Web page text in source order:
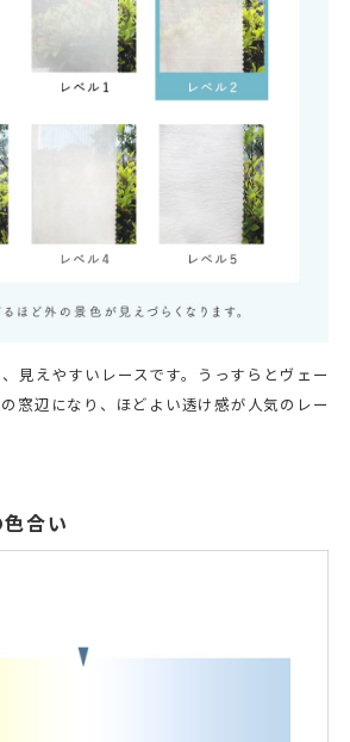
見えやすいレースです。うっすらとヴェー
窓辺になり、ほどよい透け感が人気のレー
合い